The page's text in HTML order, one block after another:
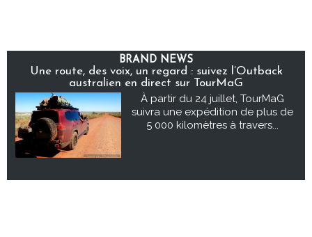
BRAND NEWS
Une route, des voix, un regard : suivez l’Outback
australien en direct sur TourMaG
À partir du 24 juillet, TourMaG
suivra une expédition de plus de
5 000 kilomètres à travers...